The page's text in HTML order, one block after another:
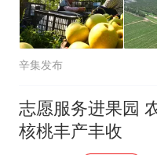
辛集发布
志愿服务进果园
核桃丰产丰收